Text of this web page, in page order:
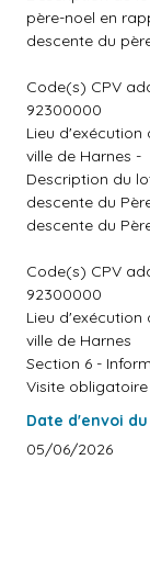
père-noel en
descente du
Code(s) CPV
92300000
Lieu d'exécution
ville de Harnes -
Description du
descente du
descente du
Code(s) CPV
92300000
Lieu d'exécution
ville de Harnes
Section 6 -
Visite obligatoire
Date d'envoi
05/06/2026